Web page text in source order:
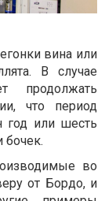
вина или
В случае
продолжать
что период
или шесть
бочек.
во
от Бордо, и